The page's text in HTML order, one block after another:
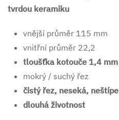
tvrdou keramiku
vnější průměr 115 mm
vnitřní průměr 22,2
tloušťka kotouče 1,4 mm
mokrý / suchý řez
čistý řez, neseká, neštípe
dlouhá životnost